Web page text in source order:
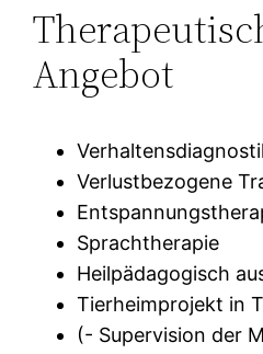
Angebot
Verlustbezogene
Sprachtherapie
Heilpädagogisch
Tierheimprojekt in
(- Supervision der